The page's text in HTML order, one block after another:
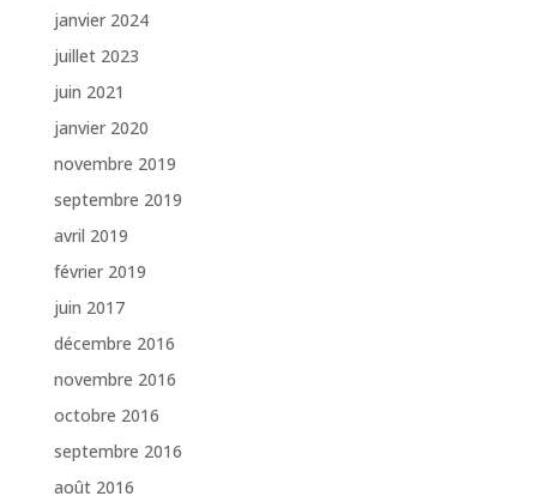
janvier 2024
juillet 2023
juin 2021
janvier 2020
novembre 2019
septembre 2019
avril 2019
février 2019
juin 2017
décembre 2016
novembre 2016
octobre 2016
septembre 2016
août 2016